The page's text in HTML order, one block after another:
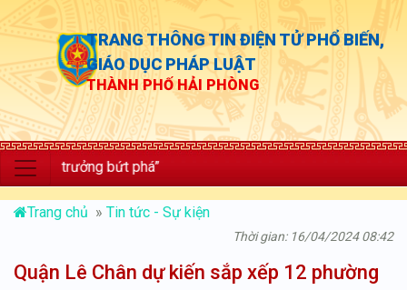
TRANG THÔNG TIN ĐIỆN TỬ PHỔ BIẾN,
GIÁO DỤC PHÁP LUẬT
THÀNH PHỐ HẢI PHÒNG
trưởng bứt phá”
Trang chủ » Tin tức - Sự kiện
Thời gian: 16/04/2024 08:42
Quận Lê Chân dự kiến sắp xếp 12 phường